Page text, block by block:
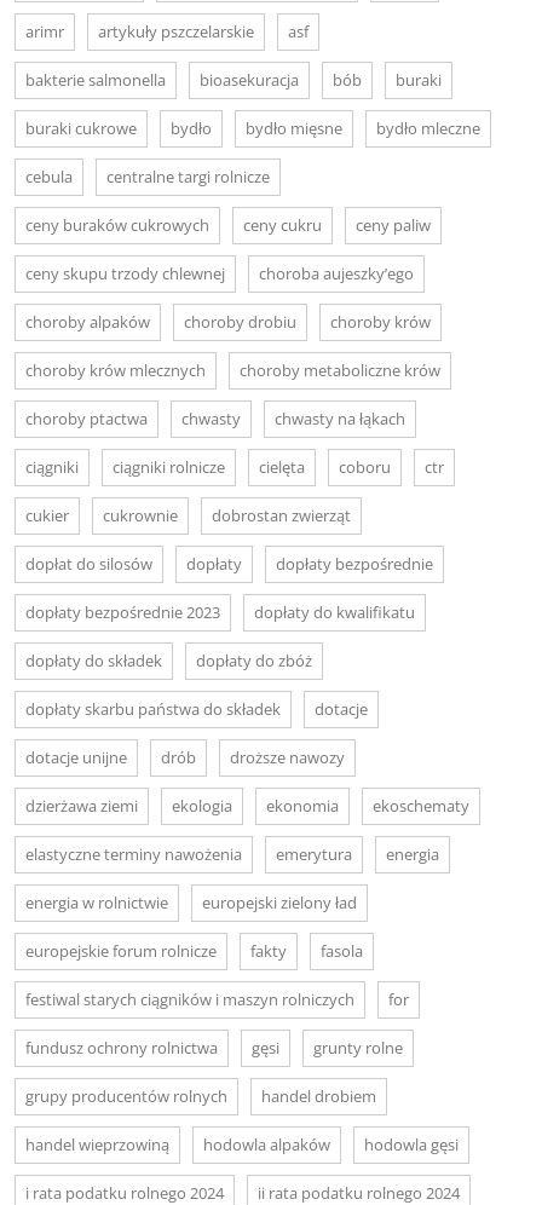
arimr artykuły pszczelarskie asf
bakterie salmonella bioasekuracja bób buraki
buraki cukrowe bydło bydło mięsne bydło mleczne
cebula centralne targi rolnicze
ceny buraków cukrowych ceny cukru ceny paliw
ceny skupu trzody chlewnej choroba aujeszky’ego
choroby alpaków choroby drobiu choroby krów
choroby krów mlecznych choroby metaboliczne krów
choroby ptactwa chwasty chwasty na łąkach
ciągniki ciągniki rolnicze cielęta coboru ctr
cukier cukrownie dobrostan zwierząt
dopłat do silosów dopłaty dopłaty bezpośrednie
dopłaty bezpośrednie 2023 dopłaty do kwalifikatu
dopłaty do składek dopłaty do zbóż
dopłaty skarbu państwa do składek dotacje
dotacje unijne drób droższe nawozy
dzierżawa ziemi ekologia ekonomia ekoschematy
elastyczne terminy nawożenia emerytura energia
energia w rolnictwie europejski zielony ład
europejskie forum rolnicze fakty fasola
festiwal starych ciągników i maszyn rolniczych for
fundusz ochrony rolnictwa gęsi grunty rolne
grupy producentów rolnych handel drobiem
handel wieprzowiną hodowla alpaków hodowla gęsi
i rata podatku rolnego 2024 ii rata podatku rolnego 2024